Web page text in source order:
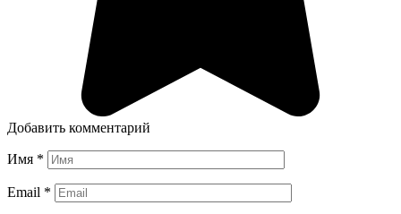
Добавить комментарий
Имя *
Email *